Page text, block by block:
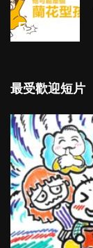
5
最受歡迎短片